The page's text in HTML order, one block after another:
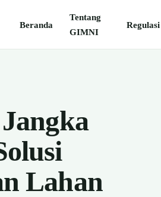
Beranda
Tentang
GIMNI
Regulasi
Lahan